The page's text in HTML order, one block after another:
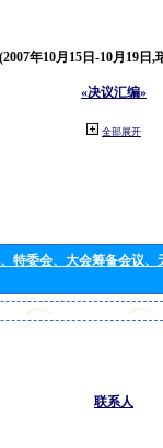
(2007年10月15日-10月19日,
«决议汇编»
全部展开
特委会、大会筹备会议
联系人